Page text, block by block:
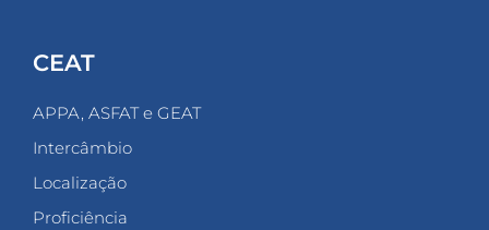
CEAT
APPA, ASFAT e GEAT
Intercâmbio
Localização
Proficiência